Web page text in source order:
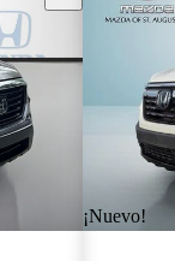
¡Nuevo!